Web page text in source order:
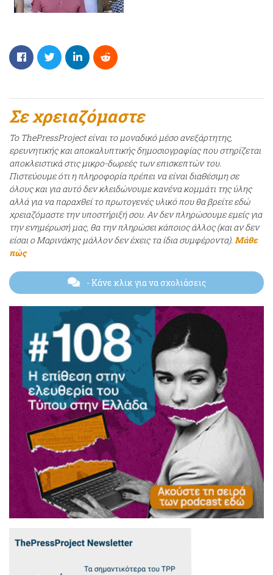
Σε χρειαζόμαστε
Το ThePressProject είναι το μοναδικό μέσο ανεξάρτητης,
ερευνητικής και αποκαλυπτικής δημοσιογραφίας που στηρίζεται
αποκλειστικά στις μικρο-δωρεές των επισκεπτών του.
Πιστεύουμε ότι η πληροφορία πρέπει να είναι διαθέσιμη σε
όλους και για αυτό δεν κλειδώνουμε κανένα κομμάτι της ύλης
αλλά για να παραχθεί το πρωτογενές υλικό που θα βρείτε εδώ
χρειαζόμαστε την υποστήριξή σου. Αν δεν πληρώσουμε εμείς για
την ενημέρωσή μας, θα την πληρώσει κάποιος άλλος (και αν δεν
είσαι ο Μαρινάκης μάλλον δεν έχεις τα ίδια συμφέροντα). Μάθε
πώς
- Κάνε κλικ για να σχολιάσεις